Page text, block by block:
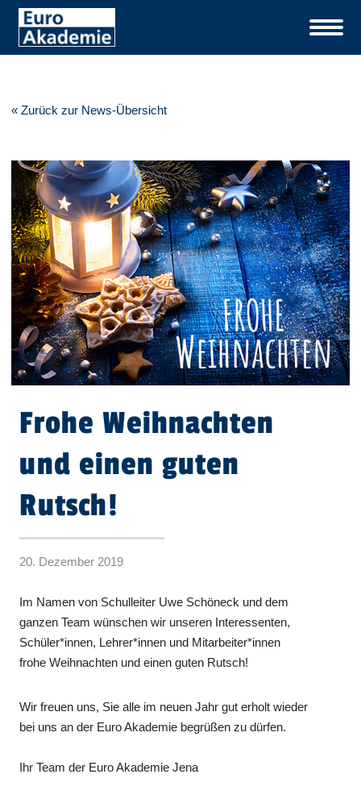
« Zurück zur News-Übersicht
Frohe Weihnachten
und einen guten
Rutsch!
20. Dezember 2019
Im Namen von Schulleiter Uwe Schöneck und dem
ganzen Team wünschen wir unseren Interessenten,
Schüler*innen, Lehrer*innen und Mitarbeiter*innen
frohe Weihnachten und einen guten Rutsch!
Wir freuen uns, Sie alle im neuen Jahr gut erholt wieder
bei uns an der Euro Akademie begrüßen zu dürfen.
Ihr Team der Euro Akademie Jena